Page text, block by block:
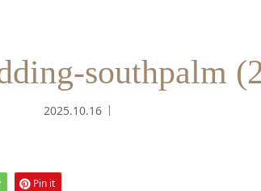
southpalm
2025.10.16
Pin it